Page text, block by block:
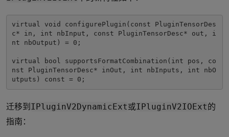
virtual void configurePlugin(const PluginTensorDes
c* in, int nbInput, const PluginTensorDesc* out, i
nt nbOutput) = 0;
virtual bool supportsFormatCombination(int pos, co
nst PluginTensorDesc* inOut, int nbInputs, int nbO
utputs) const = 0;
迁移到IPluginV2DynamicExt或IPluginV2IOExt的
指南：